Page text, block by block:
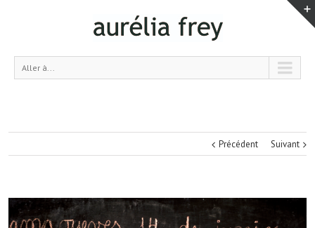
Aller à...
Précédent Suivant